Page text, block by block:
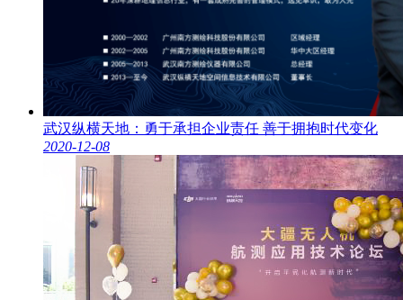
武汉纵横天地：勇于承担企业责任 善于拥抱时代变化
2020-12-08